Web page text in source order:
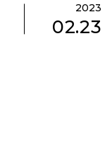
2023
02.23